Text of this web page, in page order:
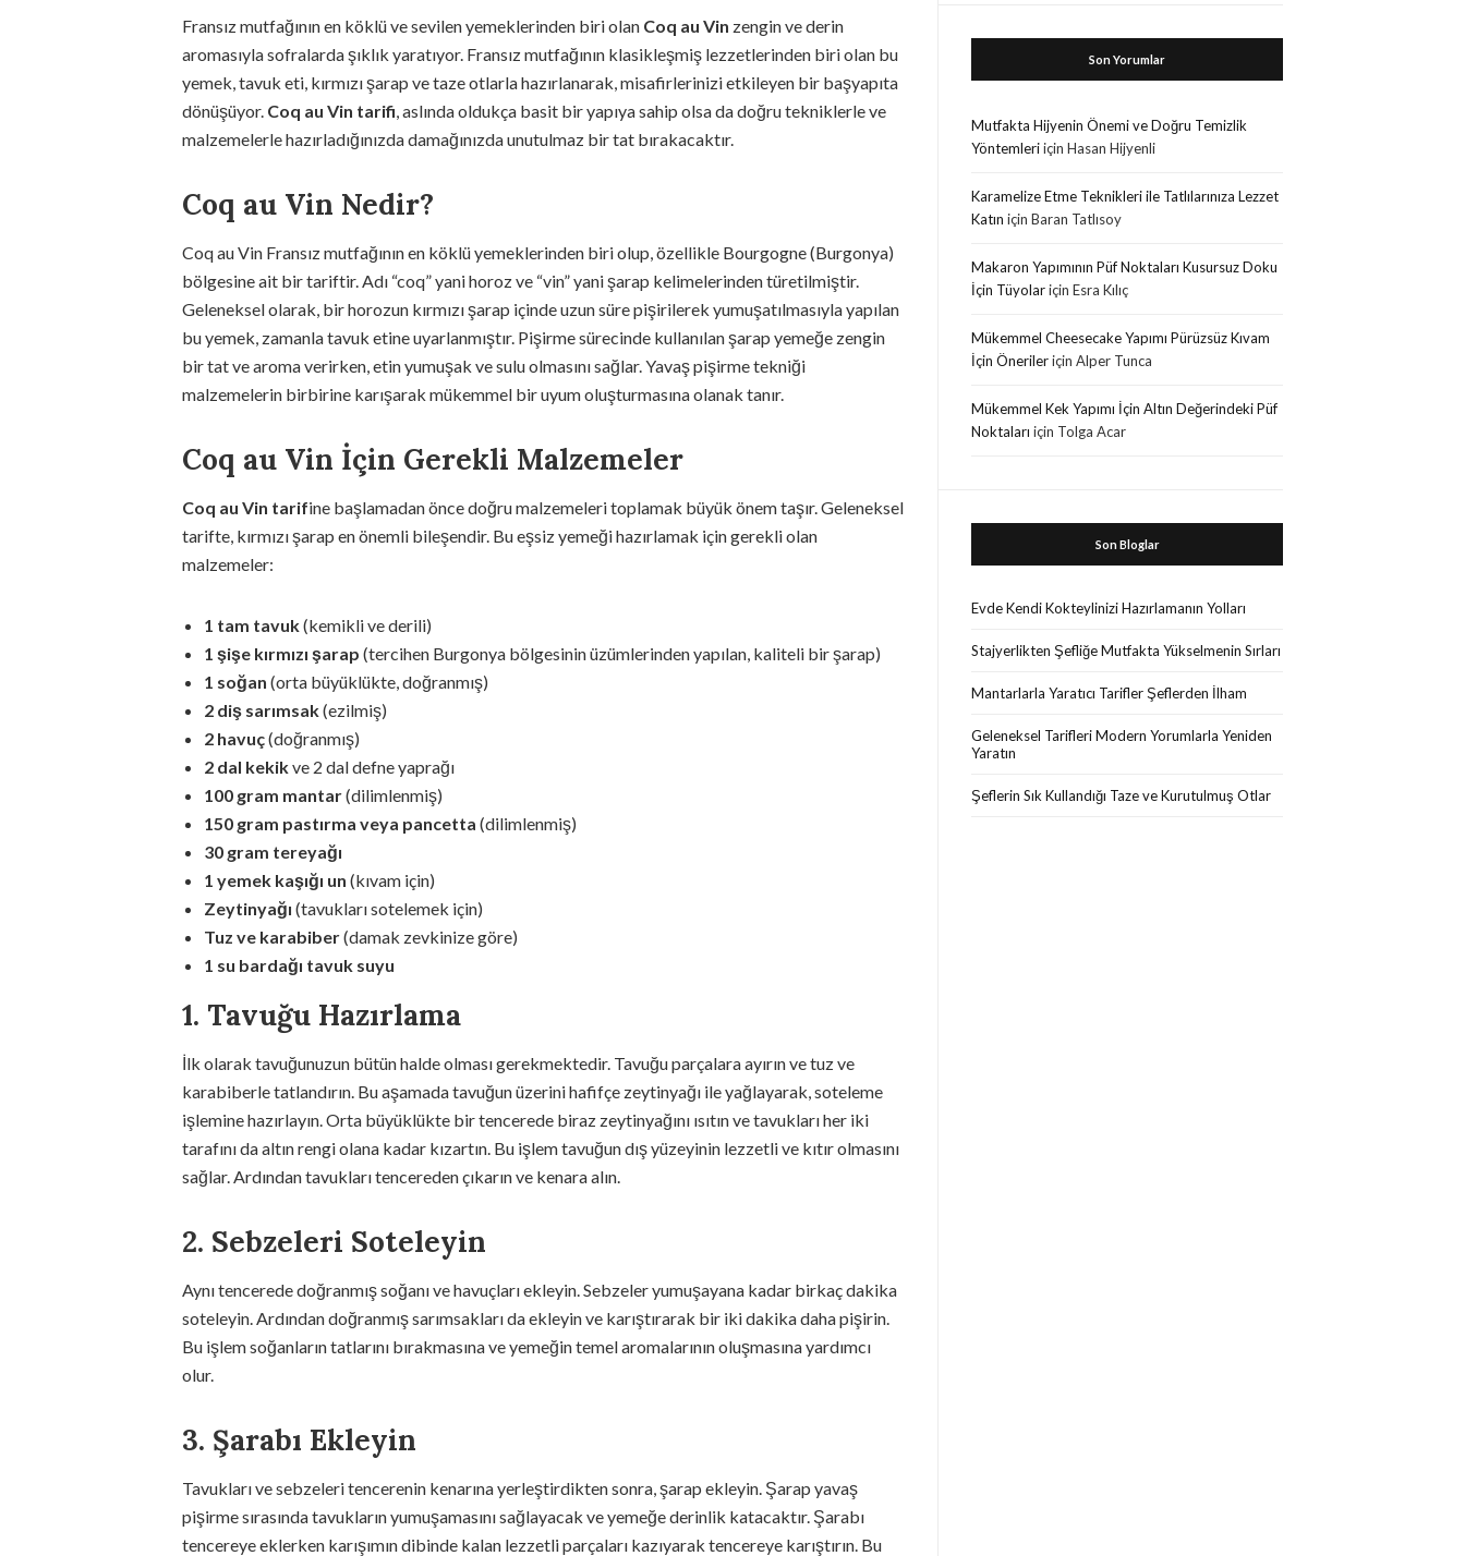
Fransız mutfağının en köklü ve sevilen yemeklerinden biri olan Coq au Vin zengin ve derin
aromasıyla sofralarda şıklık yaratıyor. Fransız mutfağının klasikleşmiş lezzetlerinden biri olan bu
yemek, tavuk eti, kırmızı şarap ve taze otlarla hazırlanarak, misafirlerinizi etkileyen bir başyapıta
dönüşüyor. Coq au Vin tarifi, aslında oldukça basit bir yapıya sahip olsa da doğru tekniklerle ve
malzemelerle hazırladığınızda damağınızda unutulmaz bir tat bırakacaktır.
Coq au Vin Nedir?
Coq au Vin Fransız mutfağının en köklü yemeklerinden biri olup, özellikle Bourgogne (Burgonya)
bölgesine ait bir tariftir. Adı “coq” yani horoz ve “vin” yani şarap kelimelerinden türetilmiştir.
Geleneksel olarak, bir horozun kırmızı şarap içinde uzun süre pişirilerek yumuşatılmasıyla yapılan
bu yemek, zamanla tavuk etine uyarlanmıştır. Pişirme sürecinde kullanılan şarap yemeğe zengin
bir tat ve aroma verirken, etin yumuşak ve sulu olmasını sağlar. Yavaş pişirme tekniği
malzemelerin birbirine karışarak mükemmel bir uyum oluşturmasına olanak tanır.
Coq au Vin İçin Gerekli Malzemeler
Coq au Vin tarifine başlamadan önce doğru malzemeleri toplamak büyük önem taşır. Geleneksel
tarifte, kırmızı şarap en önemli bileşendir. Bu eşsiz yemeği hazırlamak için gerekli olan
malzemeler:
1 tam tavuk(kemikli ve derili)
1 şişe kırmızı şarap (tercihen Burgonya bölgesinin üzümlerinden yapılan, kaliteli bir şarap)
1 soğan (orta büyüklükte, doğranmış)
2 diş sarımsak(ezilmiş)
2 havuç(doğranmış)
2 dal kekikve 2 dal defne yaprağı
100 gram mantar(dilimlenmiş)
150 gram pastırma veya pancetta (dilimlenmiş)
30 gram tereyağı
1 yemek kaşığı un (kıvam için)
Zeytinyağı (tavukları sotelemek için)
Tuz ve karabiber(damak zevkinize göre)
1 su bardağı tavuk suyu
1. Tavuğu Hazırlama
İlk olarak tavuğunuzun bütün halde olması gerekmektedir. Tavuğu parçalara ayırın ve tuz ve
karabiberle tatlandırın. Bu aşamada tavuğun üzerini hafifçe zeytinyağı ile yağlayarak, soteleme
işlemine hazırlayın. Orta büyüklükte bir tencerede biraz zeytinyağını ısıtın ve tavukları her iki
tarafını da altın rengi olana kadar kızartın. Bu işlem tavuğun dış yüzeyinin lezzetli ve kıtır olmasını
sağlar. Ardından tavukları tencereden çıkarın ve kenara alın.
2. Sebzeleri Soteleyin
Aynı tencerede doğranmış soğanı ve havuçları ekleyin. Sebzeler yumuşayana kadar birkaç dakika
soteleyin. Ardından doğranmış sarımsakları da ekleyin ve karıştırarak bir iki dakika daha pişirin.
Bu işlem soğanların tatlarını bırakmasına ve yemeğin temel aromalarının oluşmasına yardımcı
olur.
3. Şarabı Ekleyin
Tavukları ve sebzeleri tencerenin kenarına yerleştirdikten sonra, şarap ekleyin. Şarap yavaş
pişirme sırasında tavukların yumuşamasını sağlayacak ve yemeğe derinlik katacaktır. Şarabı
tencereye eklerken karışımın dibinde kalan lezzetli parçaları kazıyarak tencereye karıştırın. Bu
Son Yorumlar
Mutfakta Hijyenin Önemi ve Doğru Temizlik
YöntemleriiçinHasan Hijyenli
Karamelize Etme Teknikleri ile Tatlılarınıza Lezzet
Katın içinBaran Tatlısoy
Makaron Yapımının Püf Noktaları Kusursuz Doku
İçin TüyolariçinEsra Kılıç
Mükemmel Cheesecake Yapımı Pürüzsüz Kıvam
İçin ÖnerileriçinAlper Tunca
Mükemmel Kek Yapımı İçin Altın Değerindeki Püf
Noktaları için Tolga Acar
Son Bloglar
Evde Kendi Kokteylinizi Hazırlamanın Yolları
Stajyerlikten Şefliğe Mutfakta Yükselmenin Sırları
Mantarlarla Yaratıcı Tarifler Şeflerden İlham
Geleneksel Tarifleri Modern Yorumlarla Yeniden
Yaratın
Şeflerin Sık Kullandığı Taze ve Kurutulmuş Otlar